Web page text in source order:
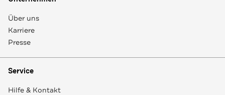
Über uns
Karriere
Presse
Service
Hilfe & Kontakt